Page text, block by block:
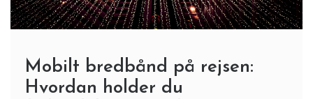
Mobilt bredbånd på rejsen:
Hvordan holder du